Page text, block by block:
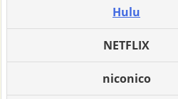
Hulu
NETFLIX
niconico